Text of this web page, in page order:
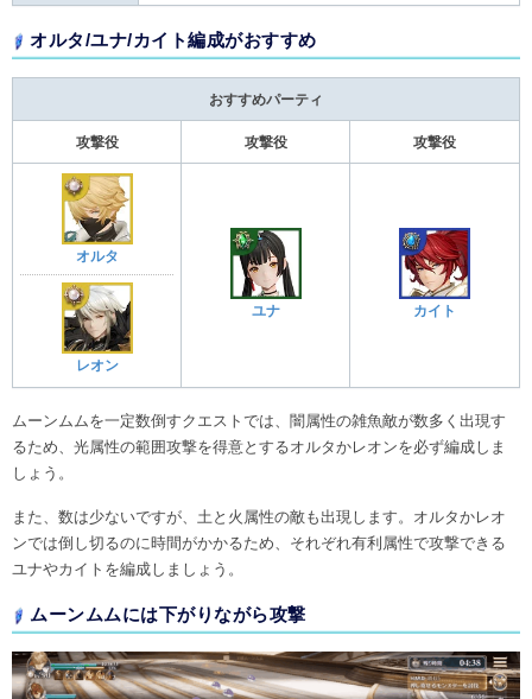
オルタ/ユナ/カイト編成がおすすめ
おすすめパーティ
攻撃役 攻撃役 攻撃役
オルタ
レオン
ユナ カイト
ムーンムムを一定数倒すクエストでは、闇属性の雑魚敵が数多く出現す
るため、光属性の範囲攻撃を得意とするオルタかレオンを必ず編成しま
しょう。
また、数は少ないですが、土と火属性の敵も出現します。オルタかレオ
ンでは倒し切るのに時間がかかるため、それぞれ有利属性で攻撃できる
ユナやカイトを編成しましょう。
ムーンムムには下がりながら攻撃